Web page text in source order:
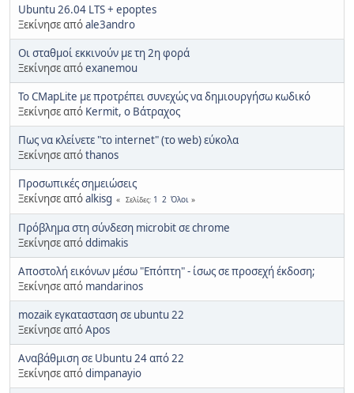
Ubuntu 26.04 LTS + epoptes
Ξεκίνησε απόale3andro
Οι σταθμοί εκκινούν με τη 2η φορά
Ξεκίνησε απόexanemou
To CMapLite με προτρέπει συνεχώς να δημιουργήσω κωδικό
Ξεκίνησε από Kermit, ο Βάτραχος
Πως να κλείνετε "το internet" (το web) εύκολα
Ξεκίνησε απόthanos
Προσωπικές σημειώσεις
Ξεκίνησε απόalkisg Σελίδες 1 2 Όλοι
Πρόβλημα στη σύνδεση microbit σε chrome
Ξεκίνησε απόddimakis
Αποστολή εικόνων μέσω "Επόπτη" - ίσως σε προσεχή έκδοση;
Ξεκίνησε από mandarinos
mozaik εγκατασταση σε ubuntu 22
Ξεκίνησε απόApos
Αναβάθμιση σε Ubuntu 24 από 22
Ξεκίνησε απόdimpanayio